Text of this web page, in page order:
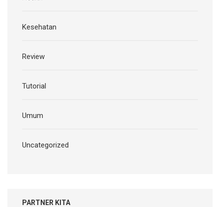
Kesehatan
Review
Tutorial
Umum
Uncategorized
PARTNER KITA